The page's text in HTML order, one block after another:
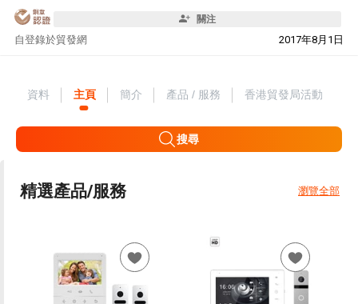
關注
自 2017年8月1日
登錄於貿發網
資料 主頁 簡介 產品 / 服務 香港貿發局活動
搜尋
精選產品/服務 瀏覽全部